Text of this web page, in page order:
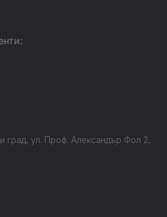
град, ул. Проф. Александър Фол 2,